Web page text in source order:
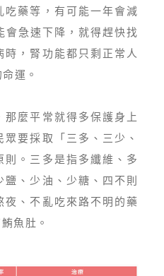
藥等，有可能一年會減
急速下降，就得趕快找
，腎功能都只剩正常人
運。
麼平常就得多保護身上
要採取「三多、三少、
。三多是指多纖維、多
、少油、少糖、四不則
、不亂吃來路不明的藥
魚肚。